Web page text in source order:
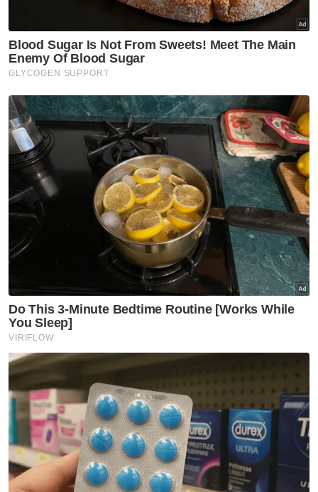
"Kita bukan sahaja mahu Johor sebagai
sebuah negeri maju tetapi yang paling
penting komponen paling besar adalah
pembangunan usahawan.
"Kita mahu usahawan-usahawan Bumiputera
Johor tidak ketinggalan dalam usaha kerajaan
negeri dalam merencanakan Maju Johor
2026 hingga 2030 ini," katanya.
Artikel Berkaitan:
Berebut parkir pasar raya, warga emas maut
ditembak
Pasar raya huru-hara, pelanggan berebut beli
penyaman udara
Pahang kukuh agenda pembangunan usahawan
Muat turun aplikasi Sinar Harian.Klik di sini!
MARA